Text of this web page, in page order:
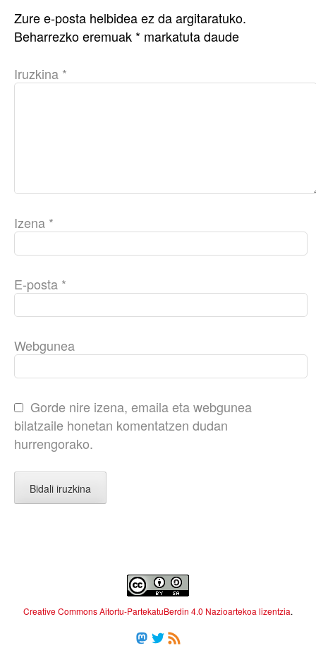
Zure e-posta helbidea ez da argitaratuko.
Beharrezko eremuak * markatuta daude
Iruzkina *
Izena *
E-posta *
Webgunea
Gorde nire izena, emaila eta webgunea
bilatzaile honetan komentatzen dudan
hurrengorako.
Creative Commons Aitortu-PartekatuBerdin 4.0 Nazioartekoa lizentzia.